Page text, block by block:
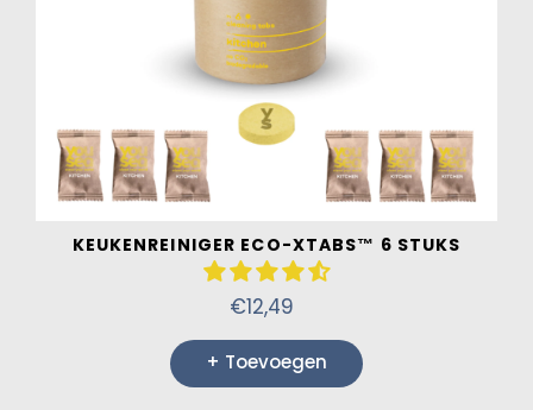
KEUKENREINIGER ECO-XTABS™ 6 STUKS
Normale
prijs
€12,49
+ Toevoegen